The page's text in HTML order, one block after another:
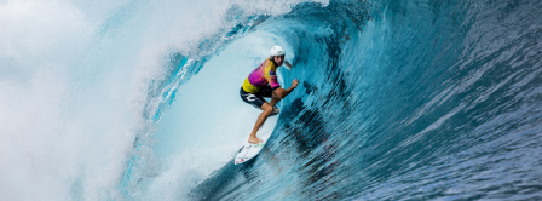
S.ONE ショート＆ロング開幕戦・現地リポート（高
橋みなと）
ニュース